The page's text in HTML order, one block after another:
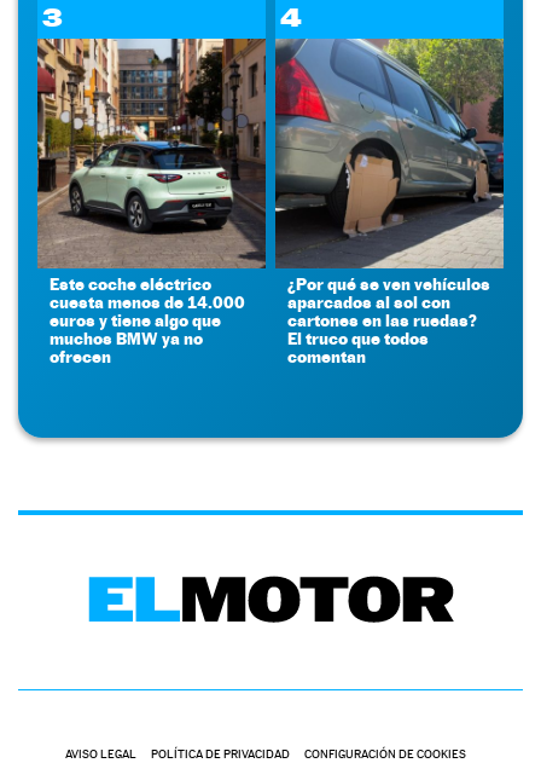
3
Este coche eléctrico
cuesta menos de 14.000
euros y tiene algo que
muchos BMW ya no
ofrecen
4
¿Por qué se ven vehículos
aparcados al sol con
cartones en las ruedas?
El truco que todos
comentan
AVISO LEGAL POLÍTICA DE PRIVACIDAD CONFIGURACIÓN DE COOKIES